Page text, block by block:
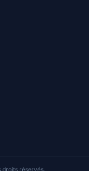
droits réservés.